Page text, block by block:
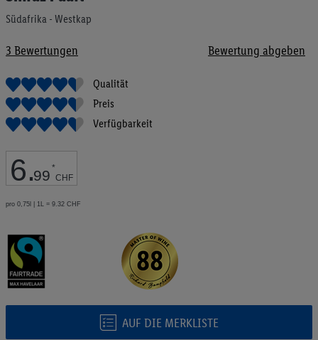
Südafrika - Westkap
3 Bewertungen Bewertung abgeben
Qualität
Preis
Verfügbarkeit
6.99 *
CHF
pro 0,75l | 1L = 9.32 CHF
AUF DIE MERKLISTE
springen